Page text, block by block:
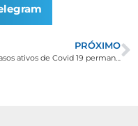
PRÓXIMO
Os casos ativos de Covid 19 permanecem em 09